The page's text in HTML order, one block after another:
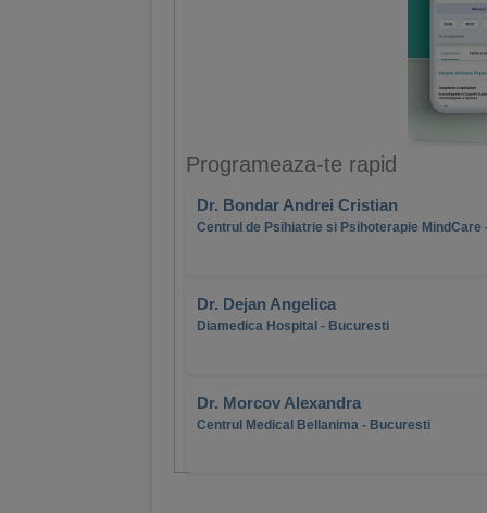
Programeaza-te rapid
Dr. Bondar Andrei Cristian
Centrul de Psihiatrie si Psihoterapie MindCare
Dr. Dejan Angelica
Diamedica Hospital - Bucuresti
Dr. Morcov Alexandra
Centrul Medical Bellanima - Bucuresti